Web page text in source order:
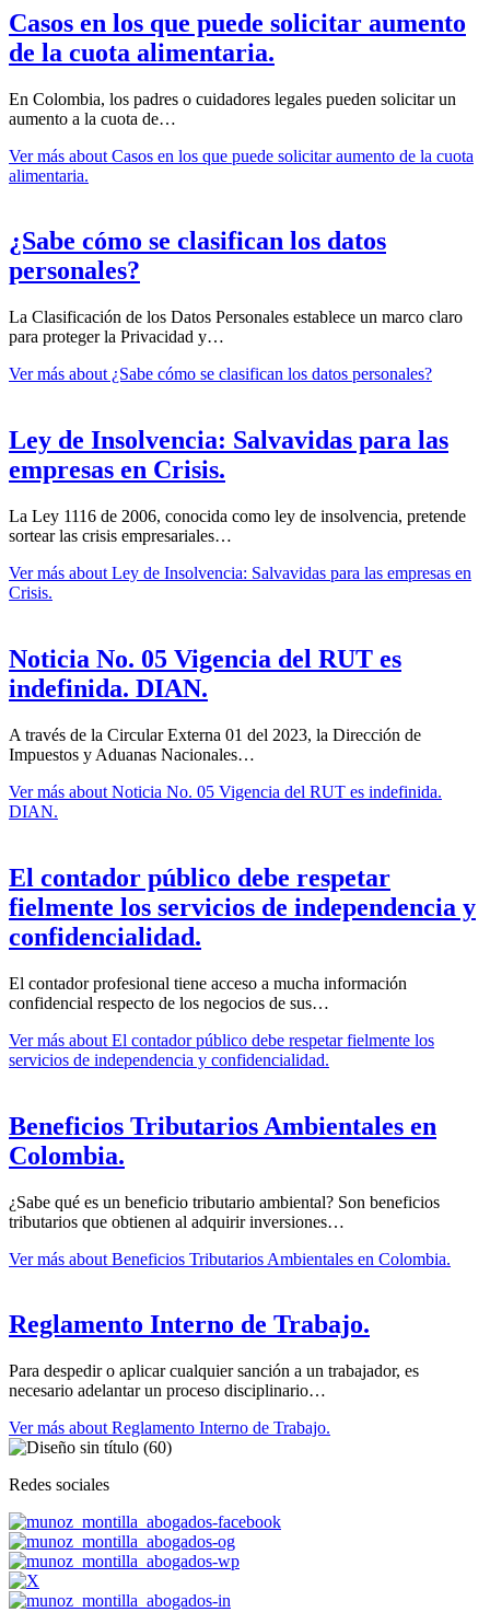
Casos en los que puede solicitar aumento
de la cuota alimentaria.
En Colombia, los padres o cuidadores legales pueden solicitar un
aumento a la cuota de…
Ver más about Casos en los que puede solicitar aumento de la cuota
alimentaria.
¿Sabe cómo se clasifican los datos
personales?
La Clasificación de los Datos Personales establece un marco claro
para proteger la Privacidad y…
Ver más about ¿Sabe cómo se clasifican los datos personales?
Ley de Insolvencia: Salvavidas para las
empresas en Crisis.
La Ley 1116 de 2006, conocida como ley de insolvencia, pretende
sortear las crisis empresariales…
Ver más about Ley de Insolvencia: Salvavidas para las empresas en
Crisis.
Noticia No. 05 Vigencia del RUT es
indefinida. DIAN.
A través de la Circular Externa 01 del 2023, la Dirección de
Impuestos y Aduanas Nacionales…
Ver más about Noticia No. 05 Vigencia del RUT es indefinida.
DIAN.
El contador público debe respetar
fielmente los servicios de independencia y
confidencialidad.
El contador profesional tiene acceso a mucha información
confidencial respecto de los negocios de sus…
Ver más about El contador público debe respetar fielmente los
servicios de independencia y confidencialidad.
Beneficios Tributarios Ambientales en
Colombia.
¿Sabe qué es un beneficio tributario ambiental? Son beneficios
tributarios que obtienen al adquirir inversiones…
Ver más about Beneficios Tributarios Ambientales en Colombia.
Reglamento Interno de Trabajo.
Para despedir o aplicar cualquier sanción a un trabajador, es
necesario adelantar un proceso disciplinario…
Ver más about Reglamento Interno de Trabajo.
Redes sociales